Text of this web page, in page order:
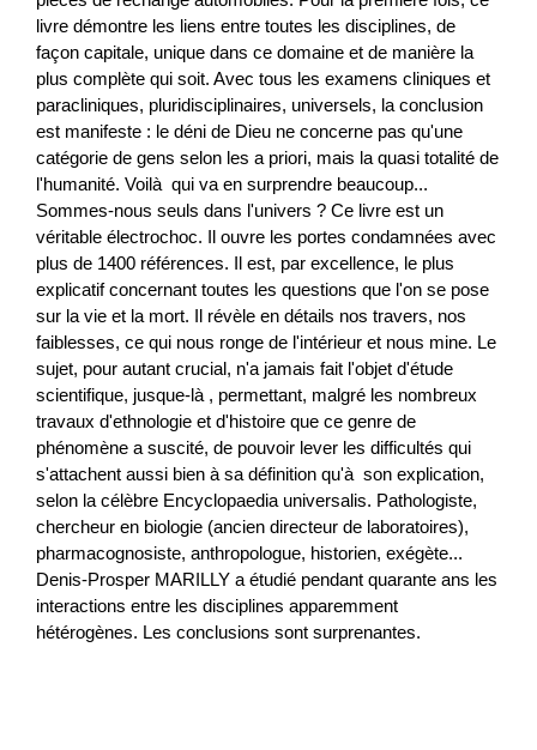
livre démontre les liens entre toutes les disciplines, de
façon capitale, unique dans ce domaine et de manière la
plus complète qui soit. Avec tous les examens cliniques et
paracliniques, pluridisciplinaires, universels, la conclusion
est manifeste : le déni de Dieu ne concerne pas qu'une
catégorie de gens selon les a priori, mais la quasi totalité de
l'humanité. Voilà qui va en surprendre beaucoup...
Sommes-nous seuls dans l'univers ? Ce livre est un
véritable électrochoc. Il ouvre les portes condamnées avec
plus de 1400 références. Il est, par excellence, le plus
explicatif concernant toutes les questions que l'on se pose
sur la vie et la mort. Il révèle en détails nos travers, nos
faiblesses, ce qui nous ronge de l'intérieur et nous mine. Le
sujet, pour autant crucial, n'a jamais fait l'objet d'étude
scientifique, jusque-là , permettant, malgré les nombreux
travaux d'ethnologie et d'histoire que ce genre de
phénomène a suscité, de pouvoir lever les difficultés qui
s'attachent aussi bien à sa définition qu'à son explication,
selon la célèbre Encyclopaedia universalis. Pathologiste,
chercheur en biologie (ancien directeur de laboratoires),
pharmacognosiste, anthropologue, historien, exégète...
Denis-Prosper MARILLY a étudié pendant quarante ans les
interactions entre les disciplines apparemment
hétérogènes. Les conclusions sont surprenantes.